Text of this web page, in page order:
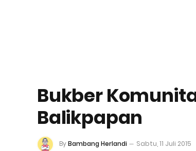
Bukber
Balikpapan
ByBambang Herlandi Sabtu, 11 Juli 2015